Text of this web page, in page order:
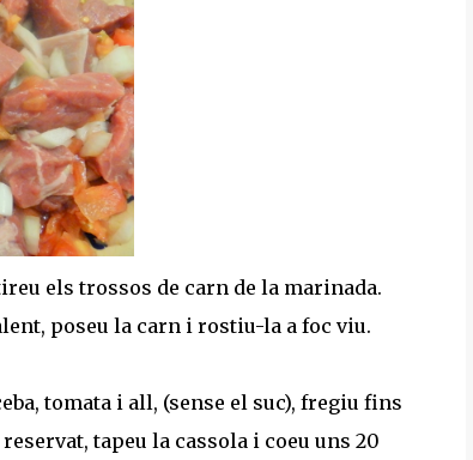
els trossos de carn de la marinada.
poseu la carn i rostiu-la a foc viu.
tomata i all, (sense el suc), fregiu fins
tapeu la cassola i coeu uns 20